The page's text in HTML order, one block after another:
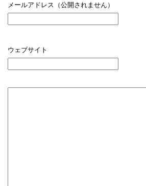
メールアドレス（公開されません）
ウェブサイト